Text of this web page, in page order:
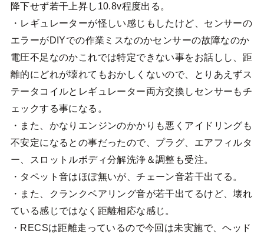
降下せず若干上昇し10.8v程度出る。
・レギュレーターが怪しい感じもしたけど、センサーの
エラーがDIYでの作業ミスなのかセンサーの故障なのか
電圧不足なのかこれでは特定できない事をお話しし、距
離的にどれが壊れてもおかしくないので、とりあえずス
テータコイルとレギュレーター両方交換しセンサーもチ
ェックする事になる。
・また、かなりエンジンのかかりも悪くアイドリングも
不安定になるとの事だったので、プラグ、エアフィルタ
ー、スロットルボディ分解洗浄＆調整も受注。
・タペット音はほぼ無いが、チェーン音若干出てる。
・また、クランクベアリング音が若干出てるけど、壊れ
ている感じではなく距離相応な感じ。
・RECSは距離走っているので今回は未実施で、ヘッド